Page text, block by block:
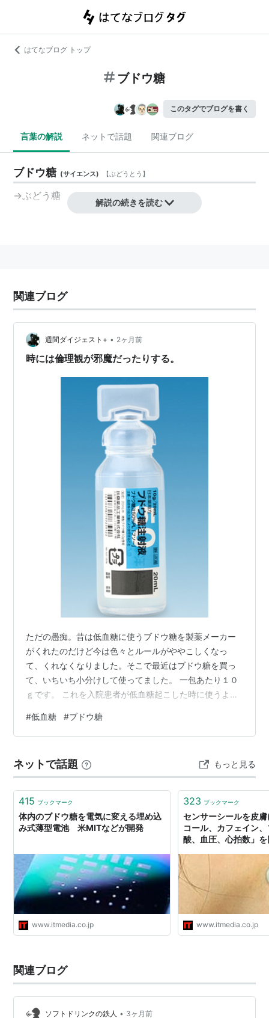
はてなブログ トップ
ブドウ糖
このタグでブログを書く
言葉の解説 ネットで話題 関連ブログ
ブドウ糖 (サイエンス) 【ぶどうとう 】
→ぶどう糖
解説の続きを読む
関連ブログ
週間ダイジェスト+ • 2ヶ月前
時には倫理観が邪魔だったりする。
ただの愚痴。昔は低血糖に使うブドウ糖を製薬メーカー
がくれたのだけど今は色々とルールがややこしくなっ
て、くれなくなりました。そこで最近はブドウ糖を買っ
て、いちいち小分けして使ってました。 一包あたり１０
ｇです。 これを入院患者が低血糖起こした時に使うよう
中止の案内 本当に製薬メーカーが儲からないとなるとす
ぐに“諸般の事情”で販売を中止しまくるから困る。ここ数
結構仕入れ値が高いうえ、その代替製品もいつ販売中止
になるかわからない。そこで思いついたのがこれ ブドウ
糖注50％これを低血糖の時に飲んでもらえ…
#低血糖 #ブドウ糖
ネットで話題 もっと見る
415 ブックマーク
体内のブドウ糖を電気に変える埋め込
み式薄型電池 米MITなどが開発
www.itmedia.co.jp
323 ブックマーク
センサーシールを皮
コール、カフェイン
酸、血圧、心拍数」
www.itmedia.co.jp
関連ブログ
ソフトドリンクの鉄人 • 3ヶ月前